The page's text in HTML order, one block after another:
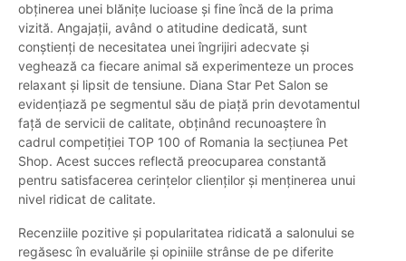
obținerea unei blănițe lucioase și fine încă de la prima
vizită. Angajații, având o atitudine dedicată, sunt
conștienți de necesitatea unei îngrijiri adecvate și
veghează ca fiecare animal să experimenteze un proces
relaxant și lipsit de tensiune. Diana Star Pet Salon se
evidențiază pe segmentul său de piață prin devotamentul
față de servicii de calitate, obținând recunoaștere în
cadrul competiției TOP 100 of Romania la secțiunea Pet
Shop. Acest succes reflectă preocuparea constantă
pentru satisfacerea cerințelor clienților și menținerea unui
nivel ridicat de calitate.
Recenziile pozitive și popularitatea ridicată a salonului se
regăsesc în evaluările și opiniile strânse de pe diferite